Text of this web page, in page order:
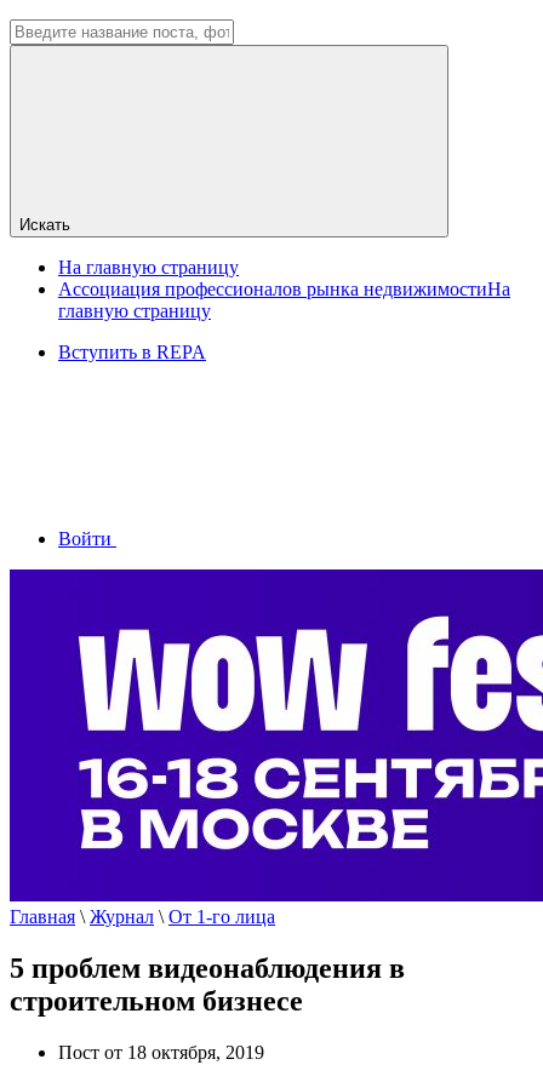
Искать
На главную страницу
Ассоциация профессионалов рынка недвижимостиНа
главную страницу
Вступить в REPA
Войти
Главная \ Журнал \ От 1-го лица
5 проблем видеонаблюдения в
строительном бизнесе
Пост от 18 октября, 2019